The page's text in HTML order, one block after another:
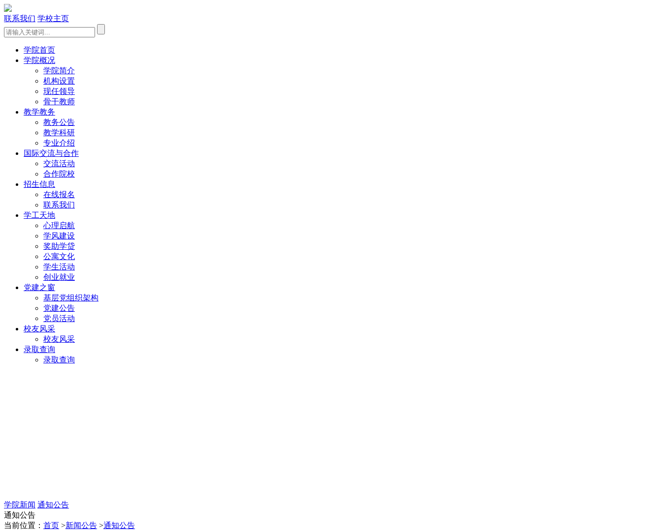
联系我们 学校主页
学院首页
学院概况
学院简介
机构设置
现任领导
骨干教师
教学教务
教务公告
教学科研
专业介绍
国际交流与合作
交流活动
合作院校
招生信息
在线报名
联系我们
学工天地
心理启航
学风建设
奖助学贷
公寓文化
学生活动
创业就业
党建之窗
基层党组织架构
党建公告
党员活动
校友风采
校友风采
录取查询
录取查询
学院新闻 通知公告
通知公告
当前位置： 首页 >新闻公告 >通知公告